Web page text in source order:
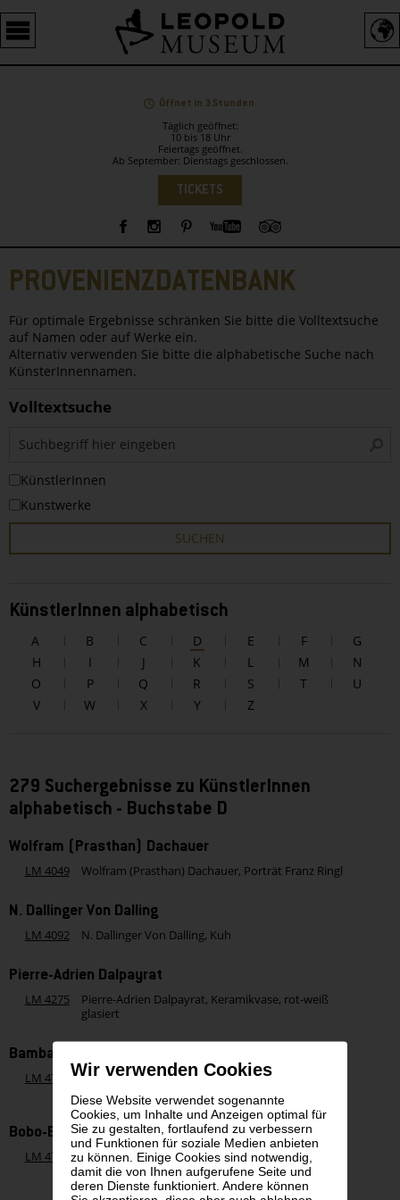
Wir verwenden Cookies
Diese Website verwendet sogenannte
Cookies, um Inhalte und Anzeigen optimal für
Sie zu gestalten, fortlaufend zu verbessern
und Funktionen für soziale Medien anbieten
zu können. Einige Cookies sind notwendig,
damit die von Ihnen aufgerufene Seite und
deren Dienste funktioniert. Andere können
Barrierefreie
Bedienung
der
Öffnet in 3 Stunden.
Täglich geöffnet:
10 bis 18 Uhr
Feiertags geöffnet.
Ab September: Dienstags geschlossen.
TICKETS
Sidebar
PROVENIENZDATENBANK
Für optimale Ergebnisse schränken Sie bitte die Volltextsuche
auf Namen oder auf Werke ein.
Alternativ verwenden Sie bitte die alphabetische Suche nach
KünsterInnennamen.
Volltextsuche
KünstlerInnen
Kunstwerke
SUCHEN
KünstlerInnen alphabetisch
A B C D E F
G
H
I J K L M
N
O
P Q R S T
U
V
W X Y Z
279 Suchergebnisse zu KünstlerInnen
alphabetisch - Buchstabe D
Wolfram (Prasthan) Dachauer
LM 4049 Wolfram (Prasthan) Dachauer, Porträt Franz Ringl
N. Dallinger Von Dalling
LM 4092 N. Dallinger Von Dalling, Kuh
Pierre-Adrien Dalpayrat
LM 4275
Pierre-Adrien Dalpayrat, Keramikvase, rot-weiß
glasiert
Bambara (oder Bamana), Mali
LM 4728
Bambara (oder Bamana), Mali, Sula (oder Ngou),
Affen-Maske
Bobo-Bwa, Burkina Faso, Mali
LM 4739
Bobo-Bwa, Burkina Faso, Mali, Kuma-Maske mit
Schnabel und Hörnern